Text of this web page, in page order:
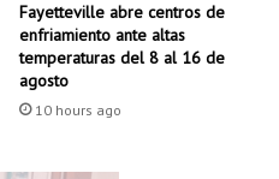
Fayetteville abre centros de
enfriamiento ante altas
temperaturas del 8 al 16 de
agosto
10 hours ago